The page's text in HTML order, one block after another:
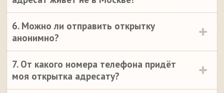
6. Можно ли отправить открытку
анонимно?
7. От какого номера телефона придёт
моя открытка адресату?